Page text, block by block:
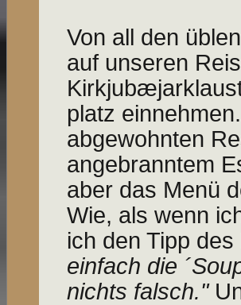
Von all den
auf unseren
platz
abgewohnten
angebranntem
aber das Menü
Wie, als wenn
ich den Tipp
einfach die
nichts falsch."